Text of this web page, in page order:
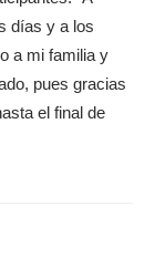
días y a los
a mi familia y
pues gracias
el final de